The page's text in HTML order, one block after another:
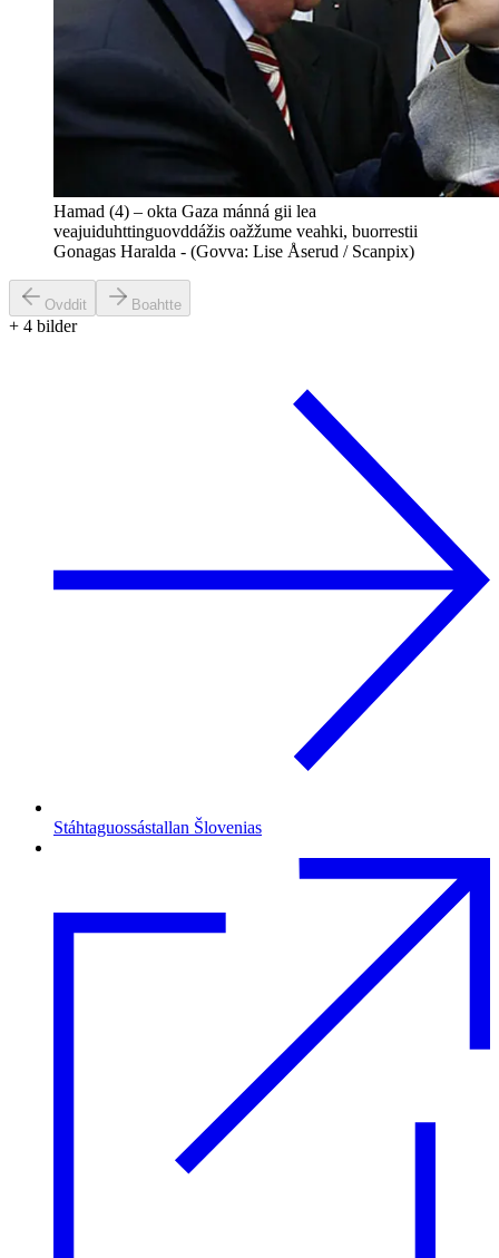
Hamad (4) – okta Gaza mánná gii lea
veajuiduhttinguovddážis oažžume veahki, buorrestii
Gonagas Haralda - (Govva: Lise Åserud / Scanpix)
Ovddit Boahtte
+ 4 bilder
Stáhtaguossástallan Šlovenias